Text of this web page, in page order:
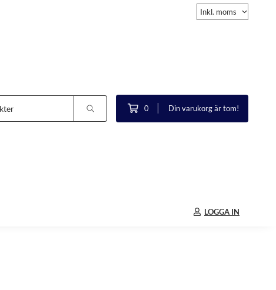
0 Din varukorg är tom!
LOGGA IN